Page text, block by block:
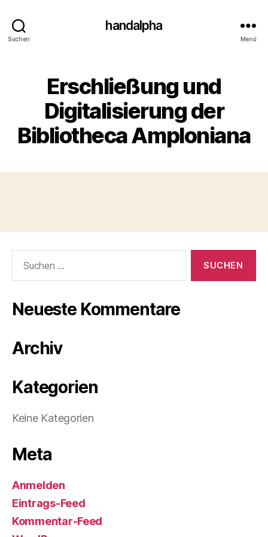
Suchen
handalpha
Menü
Erschließung und
Digitalisierung der
Bibliotheca Amploniana
nach:
Neueste Kommentare
Archiv
Kategorien
Keine Kategorien
Meta
Anmelden
Eintrags-Feed
Kommentar-Feed